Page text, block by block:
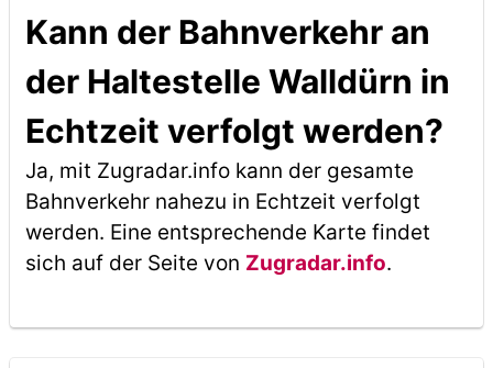
Kann der Bahnverkehr an
der Haltestelle Walldürn in
Echtzeit verfolgt werden?
Ja, mit Zugradar.info kann der gesamte
Bahnverkehr nahezu in Echtzeit verfolgt
werden. Eine entsprechende Karte findet
sich auf der Seite von Zugradar.info.